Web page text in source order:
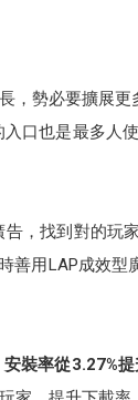
，勢必要擴展
口也是最多人
，找到對的玩
善用LAP成效型
裝率從3.27%提